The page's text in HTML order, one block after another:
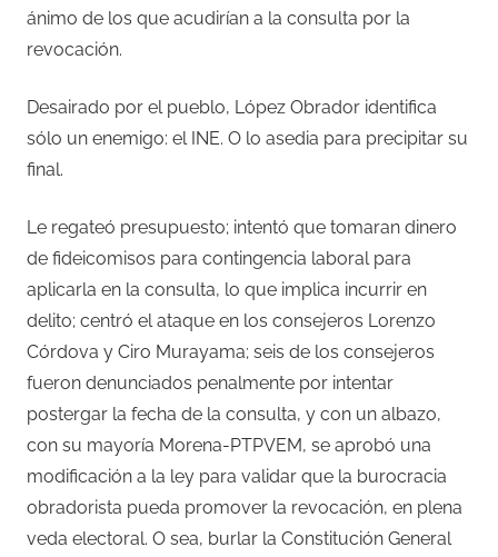
ánimo de los que acudirían a la consulta por la
revocación.
Desairado por el pueblo, López Obrador identifica
sólo un enemigo: el INE. O lo asedia para precipitar su
final.
Le regateó presupuesto; intentó que tomaran dinero
de fideicomisos para contingencia laboral para
aplicarla en la consulta, lo que implica incurrir en
delito; centró el ataque en los consejeros Lorenzo
Córdova y Ciro Murayama; seis de los consejeros
fueron denunciados penalmente por intentar
postergar la fecha de la consulta, y con un albazo,
con su mayoría Morena-PTPVEM, se aprobó una
modificación a la ley para validar que la burocracia
obradorista pueda promover la revocación, en plena
veda electoral. O sea, burlar la Constitución General